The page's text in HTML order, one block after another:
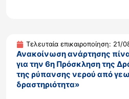
Τελευταία επικαιροποίηση: 21/
Ανακοίνωση ανάρτησης
για την 6η Πρόσκληση της
της ρύπανσης νερού από
δραστηριότητα»